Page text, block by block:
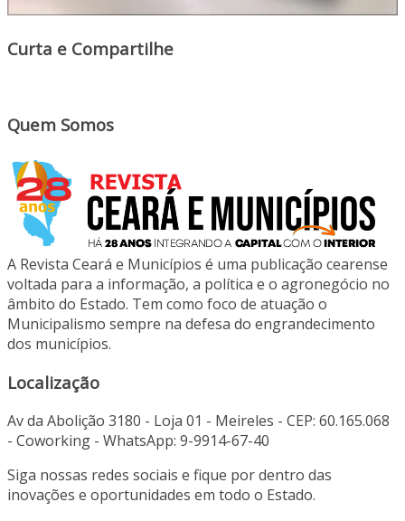
Curta e Compartilhe
Quem Somos
A Revista Ceará e Municípios é uma publicação cearense
voltada para a informação, a política e o agronegócio no
âmbito do Estado. Tem como foco de atuação o
Municipalismo sempre na defesa do engrandecimento
dos municípios.
Localização
Av da Abolição 3180 - Loja 01 - Meireles - CEP: 60.165.068
- Coworking - WhatsApp: 9-9914-67-40
Siga nossas redes sociais e fique por dentro das
inovações e oportunidades em todo o Estado.